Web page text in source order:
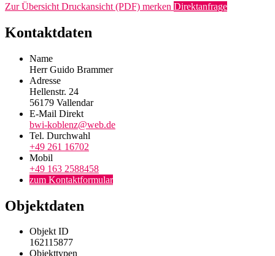
Zur Übersicht Druckansicht (PDF) merken Direktanfrage
Kontaktdaten
Name
Herr Guido Brammer
Adresse
Hellenstr. 24
56179 Vallendar
E-Mail Direkt
bwi-koblenz@web.de
Tel. Durchwahl
+49 261 16702
Mobil
+49 163 2588458
zum Kontaktformular
Objektdaten
Objekt ID
162115877
Objekttypen